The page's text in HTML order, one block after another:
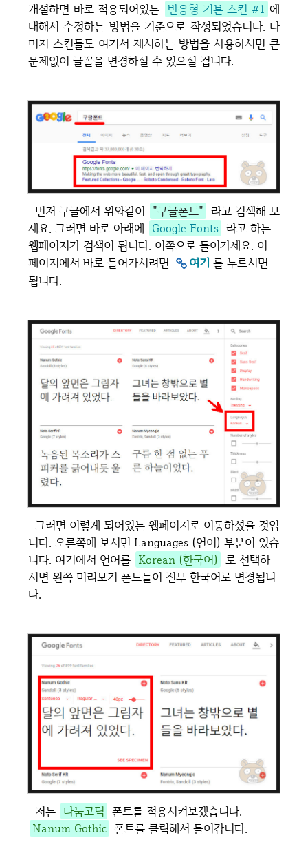
개설하면 바로 적용되어있는 반응형 기본 스킨 #1 에
대해서 수정하는 방법을 기준으로 작성되었습니다. 나
머지 스킨들도 여기서 제시하는 방법을 사용하시면 큰
문제없이 글꼴을 변경하실 수 있으실 겁니다.
먼저 구글에서 위와같이 "구글폰트" 라고 검색해 보
세요. 그러면 바로 아래에 Google Fonts 라고 하는
웹페이지가 검색이 됩니다. 이쪽으로 들어가세요. 이
페이지에서 바로 들어가시려면
여기 를 누르시면
됩니다.
그러면 이렇게 되어있는 웹페이지로 이동하셨을 것입
니다. 오른쪽에 보시면 Languages (언어) 부분이 있습
니다. 여기에서 언어를 Korean (한국어) 로 선택하
시면 왼쪽 미리보기 폰트들이 전부 한국어로 변경됩니
다.
저는 나눔고딕 폰트를 적용시켜보겠습니다.
Nanum Gothic 폰트를 클릭해서 들어갑니다.